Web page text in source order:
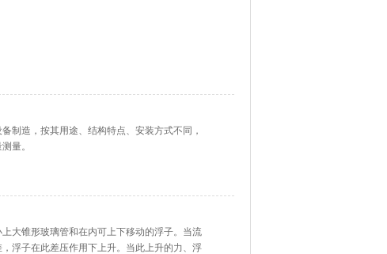
制造，按其用途、结构特点、安装方式不同，
量。
大锥形玻璃管和在内可上下移动的浮子。当流
浮子在此差压作用下上升。当此上升的力、浮